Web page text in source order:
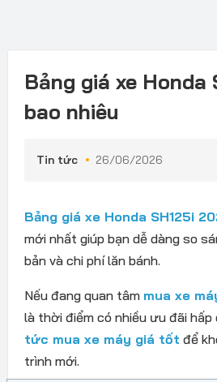
Bảng giá xe Honda
bao nhiêu
Tin tức 26/06/2026
Bảng giá xe Honda SH125i
mới nhất giúp bạn dễ dàng so
bản và chi phí lăn bánh.
Nếu đang quan tâm mua xe
là thời điểm có nhiều ưu đãi hấp
tức mua xe máy giá tốt để
trình mới.